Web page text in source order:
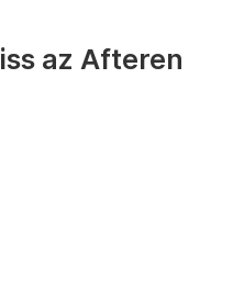
az Afteren